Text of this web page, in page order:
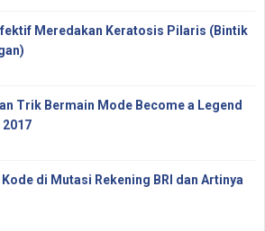
Meredakan Keratosis Pilaris (Bintik
Trik Bermain Mode Become a Legend
2017
Kode di Mutasi Rekening BRI dan Artinya